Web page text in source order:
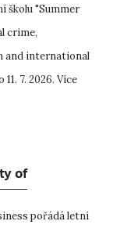
školu "Summer
crime,
and international
7. 2026. Více
of
pořádá letní